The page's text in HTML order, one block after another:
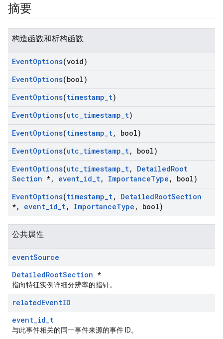
摘要
构造函数和析构函数
EventOptions(void)
EventOptions(bool)
EventOptions(timestamp_t)
EventOptions(utc_timestamp_t)
EventOptions(timestamp_t,
bool)
EventOptions(utc_timestamp_t,
bool)
EventOptions(utc_timestamp_t, DetailedRoot
Section *, event_id_t, ImportanceType ,
bool)
EventOptions(timestamp_t, DetailedRootSection
*, event_id_t, ImportanceType , bool)
公共属性
eventSource
DetailedRootSection *
指向特征实例详细分辨率的指针。
relatedEventID
event_id_t
与此事件相关的同一事件来源的事件 ID。